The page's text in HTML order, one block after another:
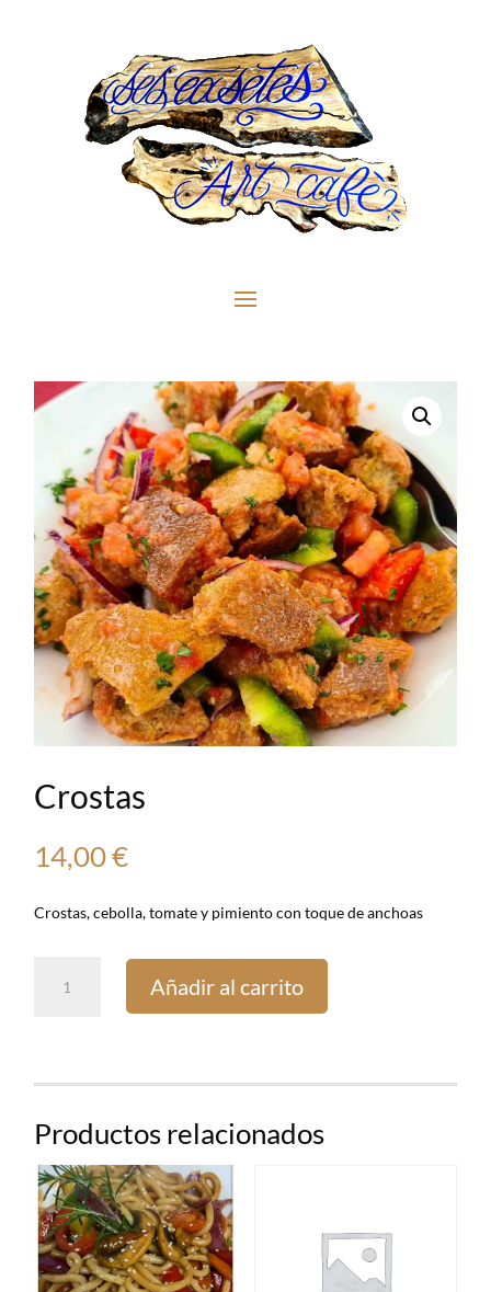
Crostas
14,00€
Crostas, cebolla, tomate y pimiento con toque de anchoas
cantidad
Añadir al carrito
Productos relacionados